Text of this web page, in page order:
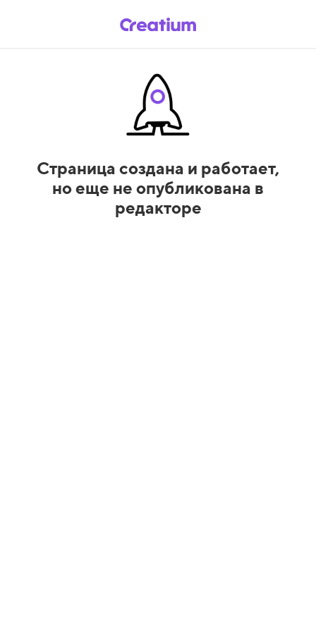
Страница создана и работает,
но еще не опубликована в
редакторе